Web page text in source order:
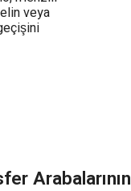
veya
Arabalarının